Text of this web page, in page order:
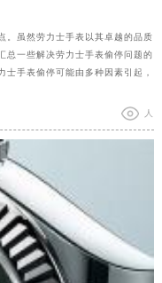
。虽然劳力士手表以其卓越的品质
总一些解决劳力士手表偷停问题的
手表偷停可能由多种因素引起，
人